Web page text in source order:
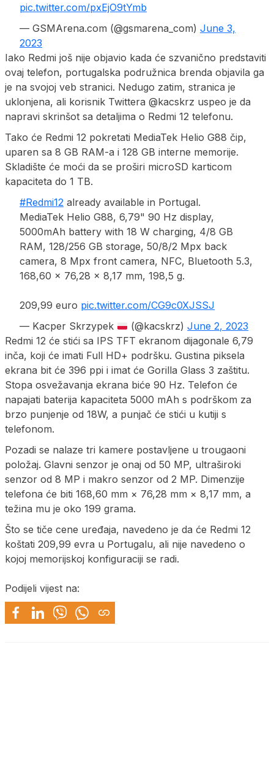
pic.twitter.com/pxEjO9tYmb
— GSMArena.com (@gsmarena_com) June 3,
2023
Iako Redmi još nije objavio kada će szvanično predstaviti
ovaj telefon, portugalska podružnica brenda objavila ga
je na svojoj veb stranici. Nedugo zatim, stranica je
uklonjena, ali korisnik Twittera @kacskrz uspeo je da
napravi skrinšot sa detaljima o Redmi 12 telefonu.
Tako će Redmi 12 pokretati MediaTek Helio G88 čip,
uparen sa 8 GB RAM-a i 128 GB interne memorije.
Skladište će moći da se proširi microSD karticom
kapaciteta do 1 TB.
#Redmi12 already available in Portugal.
MediaTek Helio G88, 6,79" 90 Hz display,
5000mAh battery with 18 W charging, 4/8 GB
RAM, 128/256 GB storage, 50/8/2 Mpx back
camera, 8 Mpx front camera, NFC, Bluetooth 5.3,
168,60 x 76,28 x 8,17 mm, 198,5 g.
209,99 euro pic.twitter.com/CG9c0XJSSJ
— Kacper Skrzypek
(@kacskrz)June 2, 2023
Redmi 12 će stići sa IPS TFT ekranom dijagonale 6,79
inča, koji će imati Full HD+ podršku. Gustina piksela
ekrana bit će 396 ppi i imat će Gorilla Glass 3 zaštitu.
Stopa osvežavanja ekrana biće 90 Hz. Telefon će
napajati baterija kapaciteta 5000 mAh s podrškom za
brzo punjenje od 18W, a punjač će stići u kutiji s
telefonom.
Pozadi se nalaze tri kamere postavljene u trougaoni
položaj. Glavni senzor je onaj od 50 MP, ultraširoki
senzor od 8 MP i makro senzor od 2 MP. Dimenzije
telefona će biti 168,60 mm × 76,28 mm × 8,17 mm, a
težina mu je oko 199 grama.
Što se tiče cene uređaja, navedeno je da će Redmi 12
koštati 209,99 evra u Portugalu, ali nije navedeno o
kojoj memorijskoj konfiguraciji se radi.
Podijeli vijest na: